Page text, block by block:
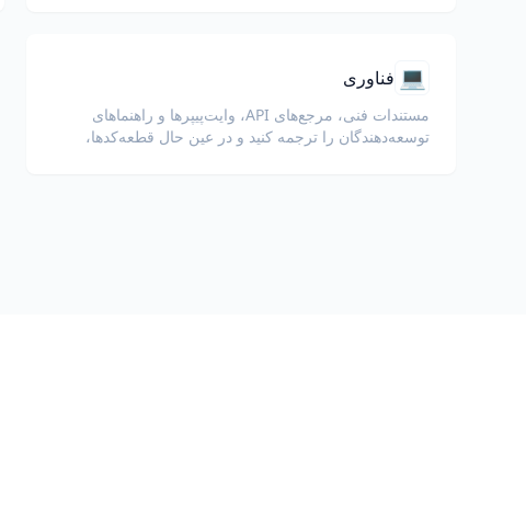
💻 فناوری
مستندات فنی، مرجع‌های API، وایت‌پیپرها و راهنماهای
توسعه‌دهندگان را ترجمه کنید و در عین حال قطعه‌کدها،